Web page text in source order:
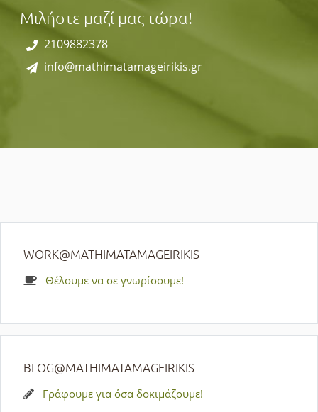
Μιλήστε μαζί μας τώρα!
2109882378
info@mathimatamageirikis.gr
WORK@MATHIMATAMAGEIRIKIS
Θέλουμε να σε γνωρίσουμε!
BLOG@MATHIMATAMAGEIRIKIS
Γράφουμε για όσα δοκιμάζουμε!